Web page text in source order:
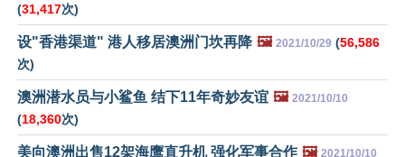
(31,417次)
设"香港渠道" 港人移居澳洲门坎再降 🖼️ 2021/10/29 (56,586
次)
澳洲潜水员与小鲨鱼 结下11年奇妙友谊 🖼️ 2021/10/10
(18,360次)
美向澳洲出售12架海鹰直升机 强化军事合作 🖼️ 2021/10/10